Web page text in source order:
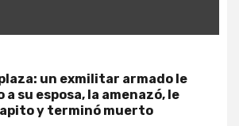
un exmilitar armado le
a su esposa, la amenazó, le
y terminó muerto